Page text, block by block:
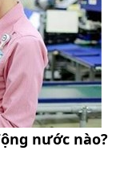
nước nào?